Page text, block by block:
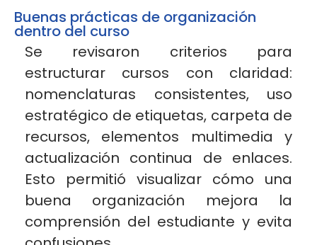
Buenas prácticas de organización
dentro del curso
Se revisaron criterios para
estructurar cursos con claridad:
nomenclaturas consistentes, uso
estratégico de etiquetas, carpeta de
recursos, elementos multimedia y
actualización continua de enlaces.
Esto permitió visualizar cómo una
buena organización mejora la
comprensión del estudiante y evita